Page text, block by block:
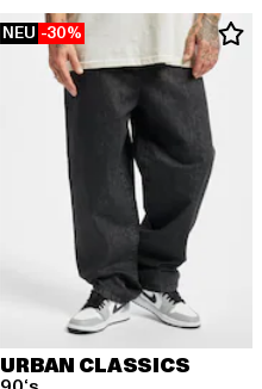
NEU -30%
URBAN CLASSICS